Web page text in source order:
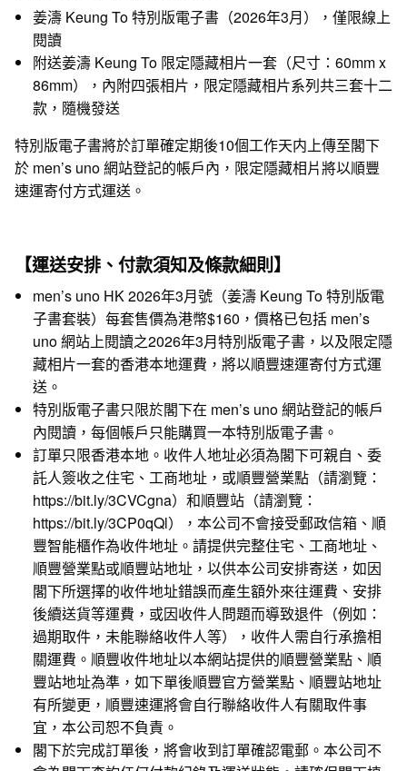
姜濤 Keung To 特別版電子書（2026年3月），僅限線上
閱讀
附送姜濤 Keung To 限定隱藏相片一套（尺寸：60mm x
86mm），內附四張相片，限定隱藏相片系列共三套十二
款，隨機發送
特別版電子書將於訂單確定期後10個工作天内上傳至閣下
於 men’s uno 網站登記的帳戶內，限定隱藏相片將以順豐
速運寄付方式運送 。
【運送安排、付款須知及條款細則】
men’s uno HK 2026年3月號（姜濤 Keung To 特別版電
子書套裝）每套售價為港幣$160，價格已包括 men’s
uno 網站上閱讀之2026年3月特別版電子書，以及限定隱
藏相片一套的香港本地運費，將以順豐速運寄付方式運
送。
特別版電子書只限於閣下在 men’s uno 網站登記的帳戶
內閱讀，每個帳戶只能購買一本特別版電子書。
訂單只限香港本地。收件人地址必須為閣下可親自、委
託人簽收之住宅、工商地址，或順豐營業點（請瀏覽：
https://bit.ly/3CVCgna）和順豐站（請瀏覽：
https://bit.ly/3CP0qQl），本公司不會接受郵政信箱、順
豐智能櫃作為收件地址。請提供完整住宅、工商地址、
順豐營業點或順豐站地址，以供本公司安排寄送，如因
閣下所選擇的收件地址錯誤而產生額外來往運費、安排
後續送貨等運費，或因收件人問題而導致退件（例如：
過期取件，未能聯絡收件人等），收件人需自行承擔相
關運費。順豐收件地址以本網站提供的順豐營業點、順
豐站地址為準，如下單後順豐官方營業點、順豐站地址
有所變更，順豐速運將會自行聯絡收件人有關取件事
宜，本公司恕不負責。
閣下於完成訂單後，將會收到訂單確認電郵。本公司不